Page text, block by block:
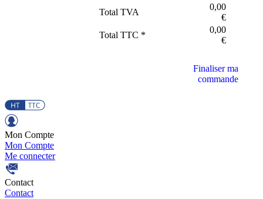
Total TVA
0,00
€
Total TTC *
0,00
€
Finaliser ma
commande
Mon Compte
Mon Compte
Me connecter
Contact
Contact